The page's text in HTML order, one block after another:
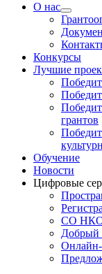
О нас
Конкурсы
Лучшие
грантов
Обучение
Новости
Цифровые
СО НКО
Добрый
Онлайн-